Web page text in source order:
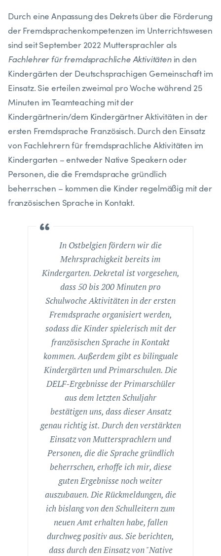
Durch eine Anpassung des Dekrets über die Förderung
der Fremdsprachenkompetenzen im Unterrichtswesen
sind seit September 2022 Muttersprachler als
Fachlehrer für fremdsprachliche Aktivitätenin den
Kindergärten der Deutschsprachigen Gemeinschaft im
Einsatz. Sie erteilen zweimal pro Woche während 25
Minuten im Teamteaching mit der
Kindergärtnerin/dem Kindergärtner Aktivitäten in der
ersten Fremdsprache Französisch. Durch den Einsatz
von Fachlehrern für fremdsprachliche Aktivitäten im
Kindergarten – entweder Native Speakern oder
Personen, die die Fremdsprache gründlich
beherrschen – kommen die Kinder regelmäßig mit der
französischen Sprache in Kontakt.
In Ostbelgien fördern wir die
Mehrsprachigkeit bereits im
Kindergarten. Dekretal ist vorgesehen,
dass 50 bis 200 Minuten pro
Schulwoche Aktivitäten in der ersten
Fremdsprache organisiert werden,
sodass die Kinder spielerisch mit der
französischen Sprache in Kontakt
kommen. Außerdem gibt es bilinguale
Kindergärten und Primarschulen. Die
DELF-Ergebnisse der Primarschüler
aus dem letzten Schuljahr
bestätigen uns, dass dieser Ansatz
genau richtig ist. Durch den verstärkten
Einsatz von Muttersprachlern und
Personen, die die Sprache gründlich
beherrschen, erhoffe ich mir, diese
guten Ergebnisse noch weiter
auszubauen. Die Rückmeldungen, die
ich bislang von den Schulleitern zum
neuen Amt erhalten habe, fallen
durchweg positiv aus. Sie berichten,
dass durch den Einsatz von "Native